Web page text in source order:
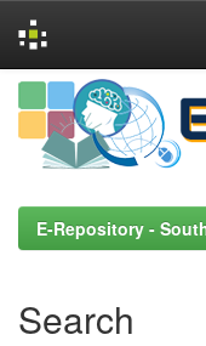
Skip
navigation
E-Repository -
Search